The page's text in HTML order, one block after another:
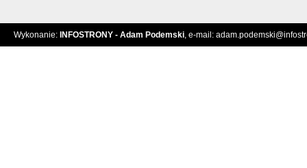
Wykonanie: INFOSTRONY - Adam Podemski, e-mail: